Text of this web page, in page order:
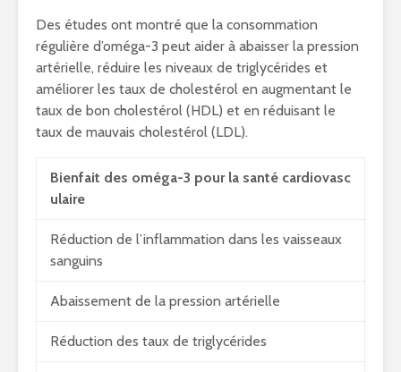
Des études ont montré que la consommation
régulière d’oméga-3 peut aider à abaisser la pression
artérielle, réduire les niveaux de triglycérides et
améliorer les taux de cholestérol en augmentant le
taux de bon cholestérol (HDL) et en réduisant le
taux de mauvais cholestérol (LDL).
Bienfait des oméga-3 pour la santé cardiovasc
ulaire
Réduction de l’inflammation dans les vaisseaux
sanguins
Abaissement de la pression artérielle
Réduction des taux de triglycérides